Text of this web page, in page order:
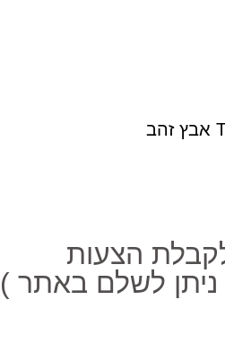
הצעות
לשלם באתר )